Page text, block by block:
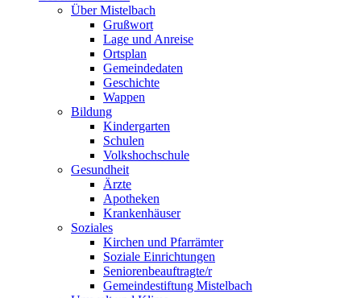
Über Mistelbach
Grußwort
Lage und Anreise
Ortsplan
Gemeindedaten
Geschichte
Wappen
Bildung
Kindergarten
Schulen
Volkshochschule
Gesundheit
Ärzte
Apotheken
Krankenhäuser
Soziales
Kirchen und Pfarrämter
Soziale Einrichtungen
Seniorenbeauftragte/r
Gemeindestiftung Mistelbach